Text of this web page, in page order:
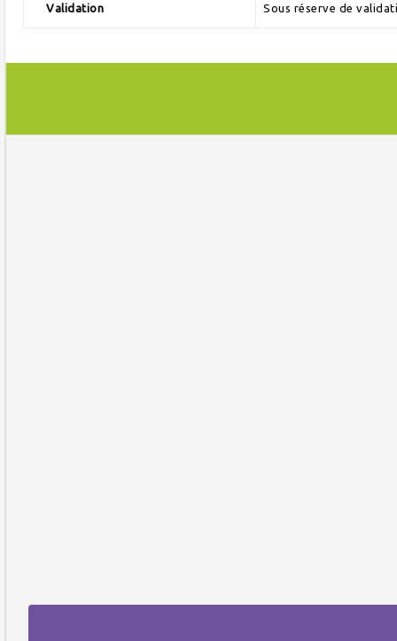
Validation Sous réserve de